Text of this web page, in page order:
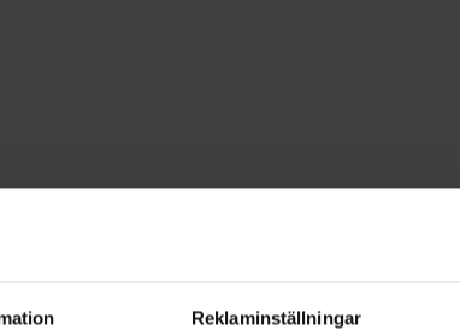
Reklaminställningar
-